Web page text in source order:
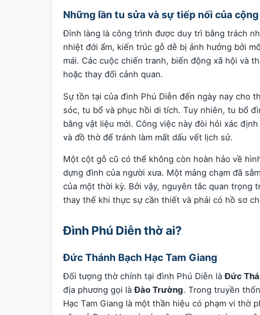
Những lần tu sửa và sự tiếp nối của
Đình làng là công trình được duy trì bằng trách
nhiệt đới ẩm, kiến trúc gỗ dễ bị ảnh hưởng bởi
mái. Các cuộc chiến tranh, biến động xã hội và
hoặc thay đổi cảnh quan.
Sự tồn tại của đình Phú Diễn đến ngày nay cho
sóc, tu bổ và phục hồi di tích. Tuy nhiên, tu bổ
bằng vật liệu mới. Công việc này đòi hỏi xác
và đồ thờ để tránh làm mất dấu vết lịch sử.
Một cột gỗ cũ có thể không còn hoàn hảo về
dựng đình của người xưa. Một mảng chạm đã
của một thời kỳ. Bởi vậy, nguyên tắc quan
thay thế khi thực sự cần thiết và phải có hồ sơ
Đình Phú Diễn thờ ai?
Đức Thánh Bạch Hạc Tam Giang
Đối tượng thờ chính tại đình Phú Diễn làĐức
địa phương gọi làĐào Trường. Trong truyền
Hạc Tam Giang là một thần hiệu có phạm vi thờ